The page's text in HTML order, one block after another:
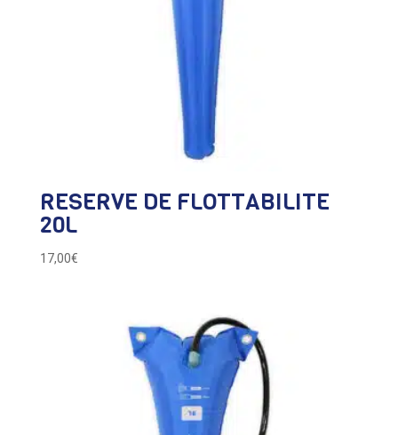
RESERVE DE FLOTTABILITE
20L
17,00€